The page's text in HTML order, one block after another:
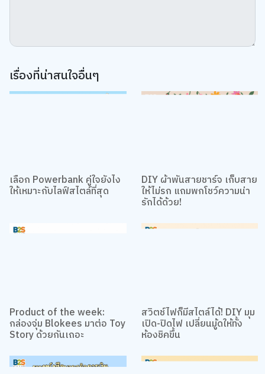
เรื่องที่น่าสนใจอื่นๆ
เลือก Powerbank คู่ใจยังไง
ให้เหมาะกับไลฟ์สไตล์ที่สุด
DIY ผ้าพันสายชาร์จ เก็บสาย
ให้ไม่รก แถมพกโชว์ความน่า
รักได้ด้วย!
Product of the week:
กล่องจุ่ม Blokees มาต่อ Toy
Story ด้วยกันเถอะ
สวิตช์ไฟก็มีสไตล์ได้! DIY มุม
เปิด-ปิดไฟ เปลี่ยนมู้ดให้ทั้ง
ห้องชิคขึ้น
We use cookies
We use cookies to improve your experience and performance on our